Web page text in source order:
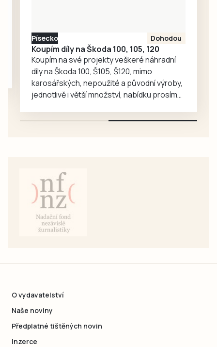
Písecko Dohodou
Koupím díly na Škoda 100, 105, 120
Koupím na své projekty veškeré náhradní
díly na Škoda 100, Š105, Š120, mimo
karosářských, nepoužité a původní výroby,
jednotlivě i větší množství, nabídku prosím
O vydavatelství
Naše noviny
Předplatné tištěných novin
Inzerce